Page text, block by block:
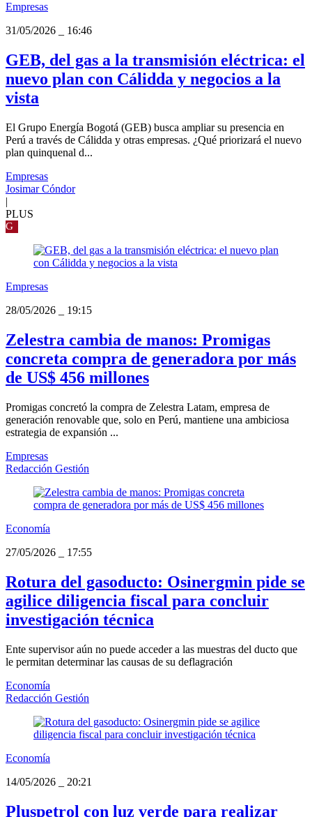
Empresas
31/05/2026
16:46
GEB, del gas a la transmisión eléctrica: el
nuevo plan con Cálidda y negocios a la
vista
El Grupo Energía Bogotá (GEB) busca ampliar su presencia en
Perú a través de Cálidda y otras empresas. ¿Qué priorizará el nuevo
plan quinquenal d...
Empresas
Josimar Cóndor
|
PLUS
G
Empresas
28/05/2026
19:15
Zelestra cambia de manos: Promigas
concreta compra de generadora por más
de US$ 456 millones
Promigas concretó la compra de Zelestra Latam, empresa de
generación renovable que, solo en Perú, mantiene una ambiciosa
estrategia de expansión ...
Empresas
Redacción Gestión
Economía
27/05/2026
17:55
Rotura del gasoducto: Osinergmin pide se
agilice diligencia fiscal para concluir
investigación técnica
Ente supervisor aún no puede acceder a las muestras del ducto que
le permitan determinar las causas de su deflagración
Economía
Redacción Gestión
Economía
14/05/2026
20:21
Pluspetrol con luz verde para realizar